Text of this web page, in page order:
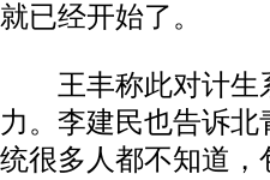
就已经开始了。
王丰称此对计生系
力。李建民也告诉
统很多人都不知道